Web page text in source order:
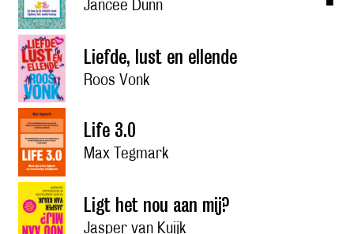
Jancee Dunn
Liefde, lust en ellende
Roos Vonk
Life 3.0
Max Tegmark
Ligt het nou aan mij?
Jasper van Kuijk